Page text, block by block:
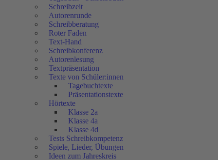
Schreibzeit
Autorenrunde
Schreibberatung
Roter Faden
Text-Hand
Schreibkonferenz
Autorenlesung
Textpräsentation
Texte von Schüler:innen
Tagebuchtexte
Präsentationstexte
Hörtexte
Klasse 2a
Klasse 4a
Klasse 4d
Tests Schreibkompetenz
Spiele, Lieder, Übungen
Ideen zum Jahreskreis